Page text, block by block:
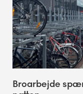
Broarbejde